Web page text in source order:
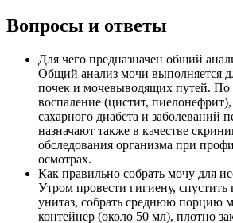
Вопросы и ответы
Для чего предназначен общий
Общий анализ мочи выполняется
почек и мочевыводящих путей.
воспаление (цистит,
сахарного диабета и заболеваний
назначают также в качестве
обследования организма при
осмотрах.
Как правильно собрать мочу для
Утром провести гигиену,
унитаз, собрать среднюю порцию
контейнер (около 50 мл), плотно